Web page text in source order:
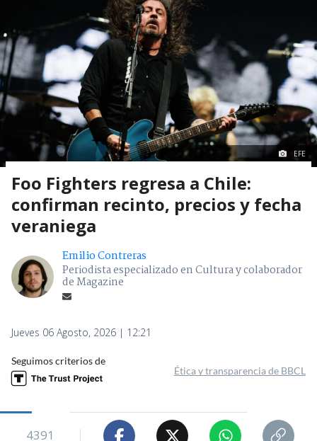
EFE
Foo Fighters regresa a Chile:
confirman recinto, precios y fecha
veraniega
Emilio Contreras
Periodista especializado en Cultura y colaborador
de Magazine
Jueves 06 Agosto, 2026 | 12:21
Seguimos criterios de
Ética y transparencia de BBCL
4391